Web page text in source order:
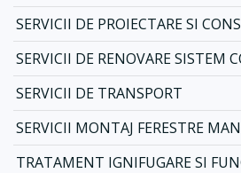
SERVICII DE PROIECTARE SI
SERVICII DE RENOVARE SISTEM
SERVICII DE TRANSPORT
SERVICII MONTAJ FERESTRE
TRATAMENT IGNIFUGARE SI